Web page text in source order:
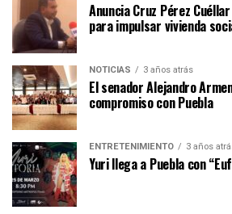
Anuncia Cruz Pérez
para impulsar vivienda
NOTICIAS 3 años atrás
El senador Alejandro
compromiso con Puebla
ENTRETENIMIENTO 3 años
Yuri llega a Puebla con